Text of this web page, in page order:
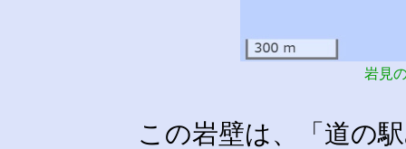
岩見
この岩壁は、「道の